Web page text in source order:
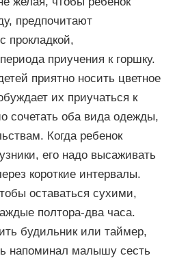
предпочитают
прокладкой,
приучения к горшку.
приятно носить цветное
их приучаться к
сочетать оба вида одежды,
Когда ребенок
его надо высаживать
короткие интервалы.
оставаться сухими,
полтора-два часа.
будильник или таймер,
напоминал малышу сесть